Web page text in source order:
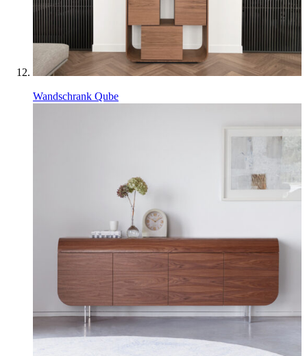
Wandschrank Qube